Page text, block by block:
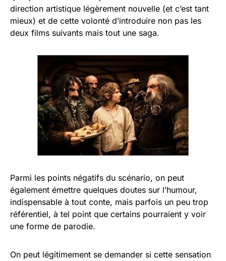
direction artistique légèrement nouvelle (et c’est tant
mieux) et de cette volonté d’introduire non pas les
deux films suivants mais tout une saga.
Parmi les points négatifs du scénario, on peut
également émettre quelques doutes sur l’humour,
indispensable à tout conte, mais parfois un peu trop
référentiel, à tel point que certains pourraient y voir
une forme de parodie.
On peut légitimement se demander si cette sensation